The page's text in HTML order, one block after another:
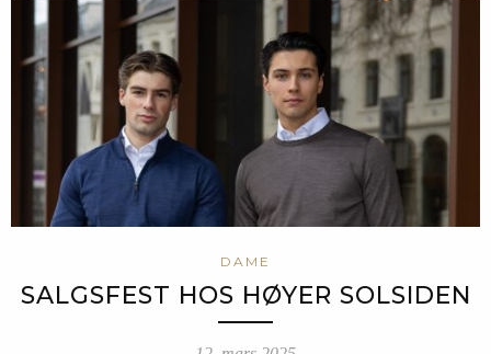
DAME
SALGSFEST HOS HØYER SOLSIDEN